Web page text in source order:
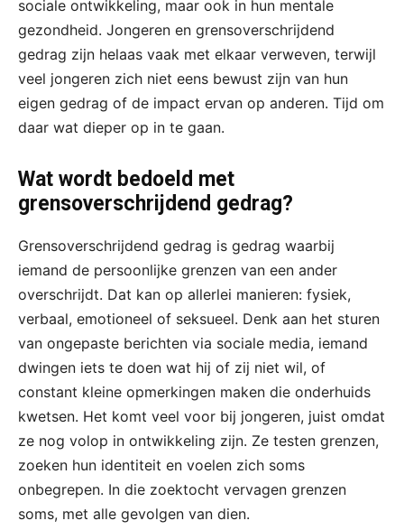
sociale ontwikkeling, maar ook in hun mentale
gezondheid. Jongeren en grensoverschrijdend
gedrag zijn helaas vaak met elkaar verweven, terwijl
veel jongeren zich niet eens bewust zijn van hun
eigen gedrag of de impact ervan op anderen. Tijd om
daar wat dieper op in te gaan.
Wat wordt bedoeld met
grensoverschrijdend gedrag?
Grensoverschrijdend gedrag is gedrag waarbij
iemand de persoonlijke grenzen van een ander
overschrijdt. Dat kan op allerlei manieren: fysiek,
verbaal, emotioneel of seksueel. Denk aan het sturen
van ongepaste berichten via sociale media, iemand
dwingen iets te doen wat hij of zij niet wil, of
constant kleine opmerkingen maken die onderhuids
kwetsen. Het komt veel voor bij jongeren, juist omdat
ze nog volop in ontwikkeling zijn. Ze testen grenzen,
zoeken hun identiteit en voelen zich soms
onbegrepen. In die zoektocht vervagen grenzen
soms, met alle gevolgen van dien.